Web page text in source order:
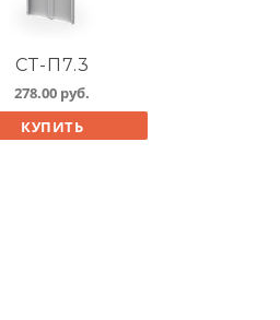
СТ-П7.3
278.00 руб.
КУПИТЬ